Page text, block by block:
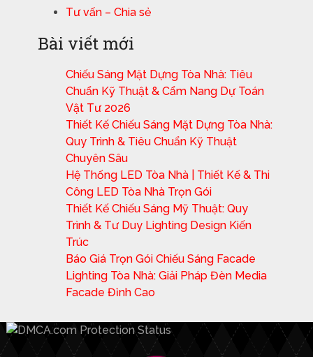
Tư vấn – Chia sẻ
Bài viết mới
Chiếu Sáng Mặt Dựng Tòa Nhà: Tiêu
Chuẩn Kỹ Thuật & Cẩm Nang Dự Toán
Vật Tư 2026
Thiết Kế Chiếu Sáng Mặt Dựng Tòa Nhà:
Quy Trình & Tiêu Chuẩn Kỹ Thuật
Chuyên Sâu
Hệ Thống LED Tòa Nhà | Thiết Kế & Thi
Công LED Tòa Nhà Trọn Gói
Thiết Kế Chiếu Sáng Mỹ Thuật: Quy
Trình & Tư Duy Lighting Design Kiến
Trúc
Báo Giá Trọn Gói Chiếu Sáng Facade
Lighting Tòa Nhà: Giải Pháp Đèn Media
Facade Đỉnh Cao